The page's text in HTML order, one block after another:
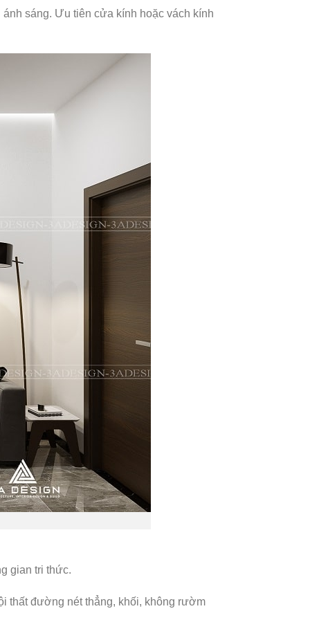
sáng. Ưu tiên cửa kính hoặc vách kính
gian tri thức.
thất đường nét thẳng, khối, không rườm